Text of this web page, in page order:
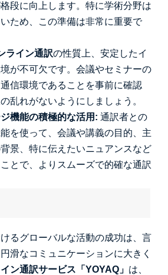
段に向上します。特に学術分野は
ため、この準備は非常に重要で
ライン通訳の性質上、安定したイ
が不可欠です。会議やセミナーの
信環境であることを事前に確認
乱れがないようにしましょう。
機能の積極的な活用: 通訳者との
を使って、会議や講義の目的、主
景、特に伝えたいニュアンスなど
とで、よりスムーズで的確な通訳
るグローバルな活動の成功は、言
滑なコミュニケーションに大きく
ン通訳サービス「YOYAQ」 は、